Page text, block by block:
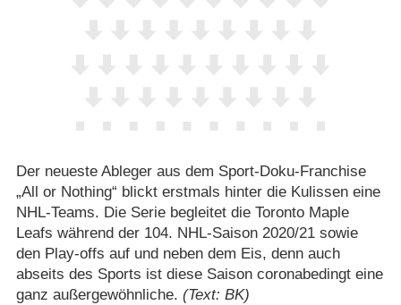
Der neueste Ableger aus dem Sport-Doku-Franchise
„All or Nothing“ blickt erstmals hinter die Kulissen eine
NHL-Teams. Die Serie begleitet die Toronto Maple
Leafs während der 104. NHL-Saison 2020/​21 sowie
den Play-offs auf und neben dem Eis, denn auch
abseits des Sports ist diese Saison coronabedingt eine
ganz außergewöhnliche. (Text: BK)